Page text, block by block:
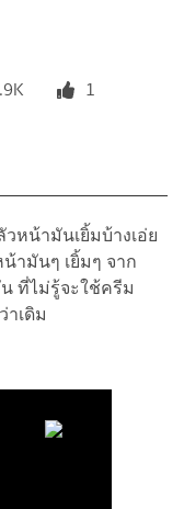
1
วหน้ามันเยิ้มบ้างเอ่ย
ามันๆ เยิ้มๆ จาก
ที่ไม่รู้จะใช้ครีม
เดิม